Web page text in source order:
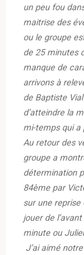
un peu fou
maitrise des
ou le groupe
de 25 minutes
manque de
arrivons à
de Baptiste
d’atteindre la
mi-temps qui a
Au retour des
groupe a
détermination
84ème par
sur une
jouer de
minute ou
J’ai aimé